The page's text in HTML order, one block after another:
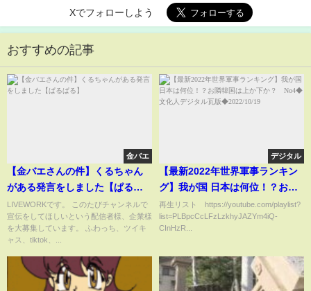
Xでフォローしよう
おすすめの記事
金バエ
【金バエさんの件】くるちゃん
がある発言をしました【ぱるぱ
る】
LIVEWORKです。 このたびチャンネルで
宣伝をしてほしいという配信者様、企業様
を大募集しています。 ふわっち、ツイキ
ャス、tiktok、...
デジタル
【最新2022年世界軍事ランキン
グ】我が国 日本は何位！？お隣
韓国は上か下か？ No4◆文化人
デジタル瓦版◆2022/10/19
再生リスト https://youtube.com/playlist?
list=PLBpcCcLFzLzkhyJAZYm4iQ-
CInHzR...